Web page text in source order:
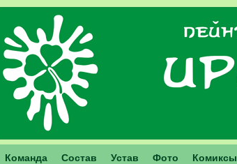
Команда Состав Устав Фото Комиксы